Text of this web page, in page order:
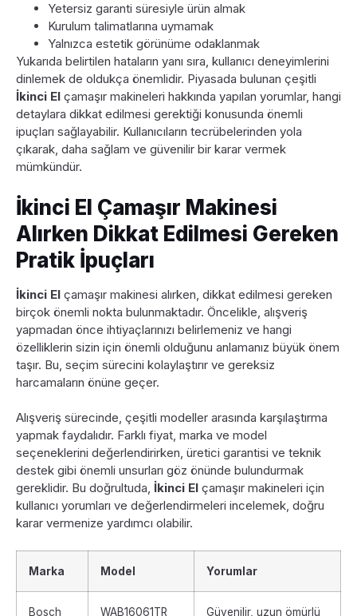
Yetersiz garanti süresiyle ürün almak
Kurulum talimatlarına uymamak
Yalnızca estetik görünüme odaklanmak
Yukarıda belirtilen hataların yanı sıra, kullanıcı deneyimlerini
dinlemek de oldukça önemlidir. Piyasada bulunan çeşitli
İkinci El çamaşır makineleri hakkında yapılan yorumlar, hangi
detaylara dikkat edilmesi gerektiği konusunda önemli
ipuçları sağlayabilir. Kullanıcıların tecrübelerinden yola
çıkarak, daha sağlam ve güvenilir bir karar vermek
mümkündür.
İkinci El Çamaşır Makinesi
Alırken Dikkat Edilmesi Gereken
Pratik İpuçları
İkinci El çamaşır makinesi alırken, dikkat edilmesi gereken
birçok önemli nokta bulunmaktadır. Öncelikle, alışveriş
yapmadan önce ihtiyaçlarınızı belirlemeniz ve hangi
özelliklerin sizin için önemli olduğunu anlamanız büyük önem
taşır. Bu, seçim sürecini kolaylaştırır ve gereksiz
harcamaların önüne geçer.
Alışveriş sürecinde, çeşitli modeller arasında karşılaştırma
yapmak faydalıdır. Farklı fiyat, marka ve model
seçeneklerini değerlendirirken, üretici garantisi ve teknik
destek gibi önemli unsurları göz önünde bulundurmak
gereklidir. Bu doğrultuda, İkinci El çamaşır makineleri için
kullanıcı yorumları ve değerlendirmeleri incelemek, doğru
karar vermenize yardımcı olabilir.
Marka Model Yorumlar
Bosch WAB16061TR Güvenilir, uzun ömürlü